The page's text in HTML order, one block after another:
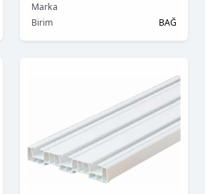
Marka
Birim
BAĞ